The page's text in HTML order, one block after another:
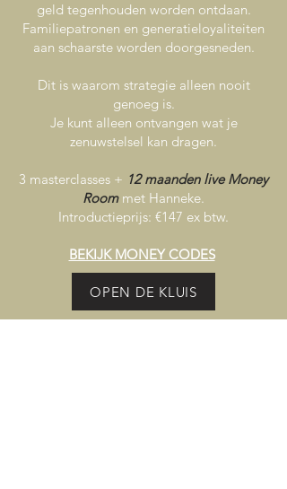
geld tegenhouden worden ontdaan.
Familiepatronen en generatieloyaliteiten
aan schaarste worden doorgesneden.
Dit is waarom strategie alleen nooit
genoeg is.
Je kunt alleen ontvangen wat je
zenuwstelsel kan dragen.
3 masterclasses + 12 maanden live Money
Roommet Hanneke.
Introductieprijs: €147 ex btw.
BEKIJK MONEY CODES
OPEN DE KLUIS